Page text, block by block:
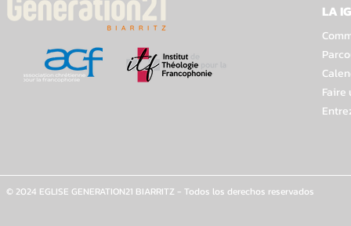
LA
Faire
© 2024 EGLISE GENERATION21 BIARRITZ - Todos los derechos reservados